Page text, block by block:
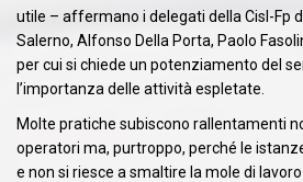
utile – affermano i delegati della Cisl-Fp
Salerno, Alfonso Della Porta, Paolo
per cui si chiede un potenziamento del
l’importanza delle attività espletate.
Molte pratiche subiscono rallentamenti
operatori ma, purtroppo, perché le
e non si riesce a smaltire la mole di